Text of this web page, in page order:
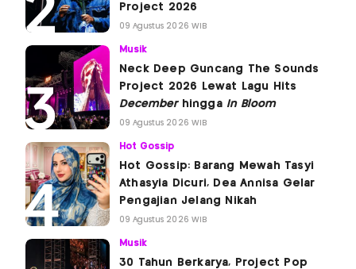
Project 2026
09 Agustus 2026 WIB
Musik
Neck Deep Guncang The Sounds
Project 2026 Lewat Lagu Hits
Decemberhingga In Bloom
09 Agustus 2026 WIB
Hot Gossip
Hot Gossip: Barang Mewah Tasyi
Athasyia Dicuri, Dea Annisa Gelar
Pengajian Jelang Nikah
09 Agustus 2026 WIB
Musik
30 Tahun Berkarya, Project Pop